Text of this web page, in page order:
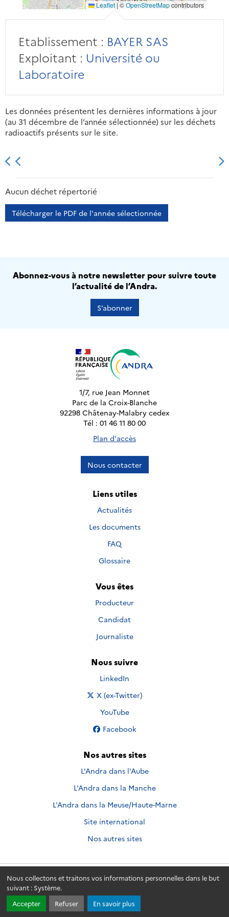
Nous collectons et traitons vos informations personnelles dans le but
suivant : Système.
Accepter
Refuser En savoir plus
Leaflet|©OpenStreetMapcontributors
Etablissement : BAYER SAS
Exploitant : Université ou
Laboratoire
Les données présentent les dernières informations à jour
(au 31 décembre de l’année sélectionnée) sur les déchets
radioactifs présents sur le site.
2013 2014
Aucun déchet répertorié
Télécharger le PDF de l'année sélectionnée
Abonnez-vous à notre newsletter pour suivre toute
l’actualité de l’Andra.
S’abonner
1/7, rue Jean Monnet
Parc de la Croix-Blanche
92298 Châtenay-Malabry cedex
Tél : 01 46 11 80 00
Plan d'accès
Nous contacter
Liens utiles
Actualités
Les documents
FAQ
Glossaire
Vous êtes
Producteur
Candidat
Journaliste
Nous suivre
Nous suivre sur
LinkedIn
Nous suivre sur
X (ex-Twitter)
Nous suivre sur
YouTube
Nous suivre sur
Facebook
Nos autres sites
L'Andra dans l'Aube
L'Andra dans la Manche
L'Andra dans la Meuse/Haute-Marne
Site international
Nos autres sites
Andra.fr © 2026 - Andra. Tous droits réservés.